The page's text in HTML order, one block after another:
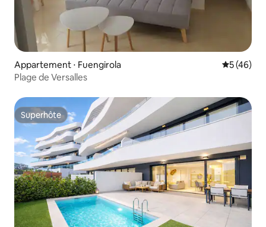
Appartement ⋅ Fuengirola
5 (46)
Plage de Versalles
Superhôte
Superhôte